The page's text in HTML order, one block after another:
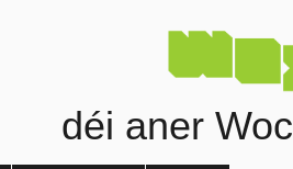
déi aner